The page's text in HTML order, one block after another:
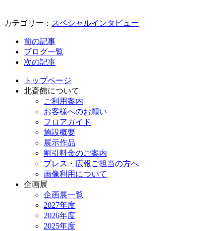
カテゴリー： スペシャルインタビュー
前の記事
ブログ一覧
次の記事
トップページ
北斎館について
ご利用案内
お客様へのお願い
フロアガイド
施設概要
展示作品
割引料金のご案内
プレス・広報ご担当の方へ
画像利用について
企画展
企画展一覧
2027年度
2026年度
2025年度